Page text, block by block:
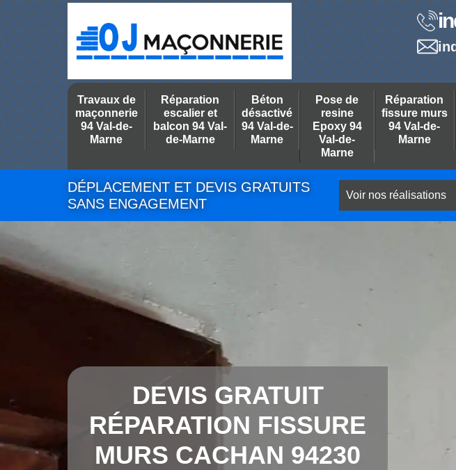
Travaux de
maçonnerie
94 Val-de-
Marne
Réparation
escalier et
balcon 94 Val-
de-Marne
Béton
désactivé
94 Val-de-
Marne
Pose de
resine
Epoxy 94
Val-de-
Marne
Réparation
fissure murs
94 Val-de-
Marne
DÉPLACEMENT ET DEVIS GRATUITS
SANS ENGAGEMENT
Voir nos réalisations
DEVIS GRATUIT
RÉPARATION FISSURE
MURS CACHAN 94230